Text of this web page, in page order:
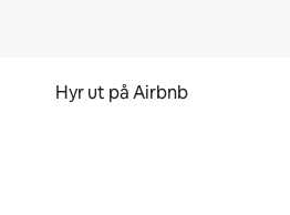
Hyr ut på Airbnb